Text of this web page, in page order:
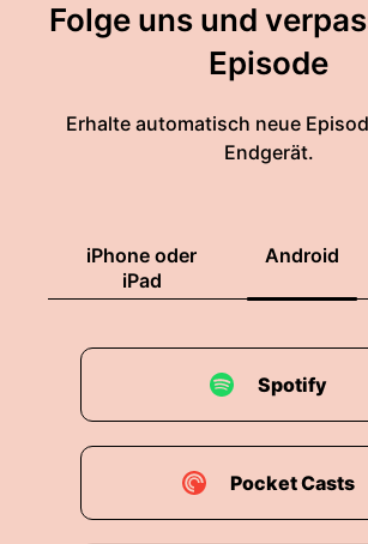
Folge uns und
Episode
Erhalte automatisch neue
Endgerät.
iPhone oder
iPad
Android
Spotify
Pocket Casts